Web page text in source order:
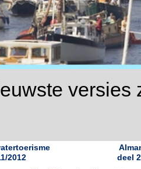
versies
2012
deel